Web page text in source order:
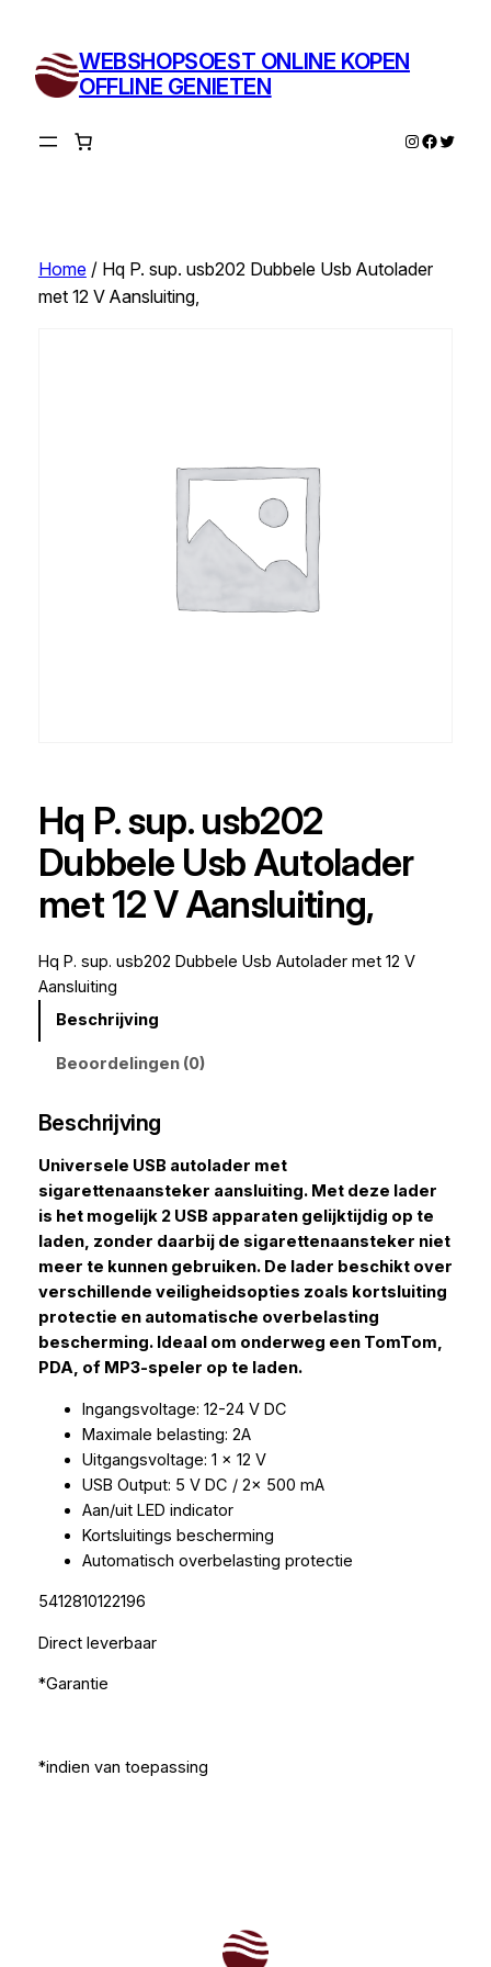
inhoud
WEBSHOPSOEST ONLINE KOPEN
OFFLINE GENIETEN
Instagram
Twitter
Home/ Hq P. sup. usb202 Dubbele Usb Autolader
met 12 V Aansluiting,
Hq P. sup. usb202
Dubbele Usb Autolader
met 12 V Aansluiting,
Hq P. sup. usb202 Dubbele Usb Autolader met 12 V
Aansluiting
Beschrijving
Beoordelingen (0)
Beschrijving
Universele USB autolader met
sigarettenaansteker aansluiting. Met deze lader
is het mogelijk 2 USB apparaten gelijktijdig op te
laden, zonder daarbij de sigarettenaansteker niet
meer te kunnen gebruiken. De lader beschikt over
verschillende veiligheidsopties zoals kortsluiting
protectie en automatische overbelasting
bescherming. Ideaal om onderweg een TomTom,
PDA, of MP3-speler op te laden.
Ingangsvoltage: 12-24 V DC
Maximale belasting: 2A
Uitgangsvoltage: 1 x 12 V
USB Output: 5 V DC / 2x 500 mA
Aan/uit LED indicator
Kortsluitings bescherming
Automatisch overbelasting protectie
5412810122196
Direct leverbaar
*Garantie
*indien van toepassing